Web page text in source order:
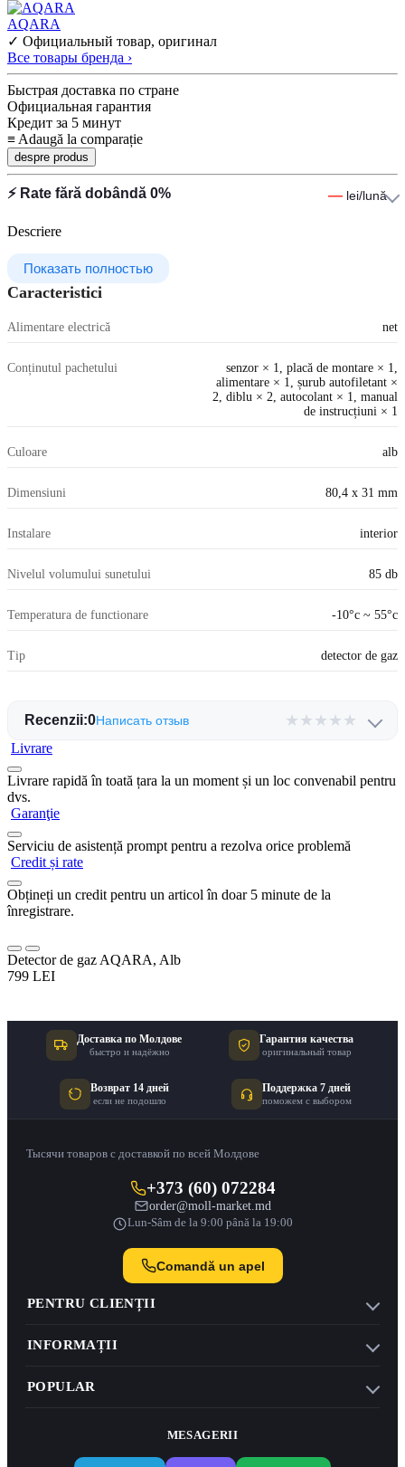
AQARA
✓ Официальный товар, оригинал
Все товары бренда ›
Быстрая доставка по стране
Официальная гарантия
Кредит за 5 минут
≡ Adaugă la comparație
despre produs
⚡ Rate fără dobândă 0% — lei/lună
Descriere
Показать полностью
Caracteristici
Alimentare electrică net
Conținutul pachetului
senzor × 1, placă de montare × 1,
alimentare × 1, șurub autofiletant ×
2, diblu × 2, autocolant × 1, manual
de instrucțiuni × 1
Culoare alb
Dimensiuni 80,4 x 31 mm
Instalare interior
Nivelul volumului sunetului 85 db
Temperatura de functionare -10°c ~ 55°c
Tip detector de gaz
Recenzii:0Написать отзыв ★ ★ ★ ★ ★
Livrare
Livrare rapidă în toată țara la un moment și un loc convenabil pentru
dvs.
Garanţie
Serviciu de asistență prompt pentru a rezolva orice problemă
Credit și rate
Obțineți un credit pentru un articol în doar 5 minute de la
înregistrare.
Detector de gaz AQARA, Alb
799 LEI
Доставка по Молдове
быстро и надёжно
Гарантия качества
оригинальный товар
Возврат 14 дней
если не подошло
Поддержка 7 дней
поможем с выбором
Тысячи товаров с доставкой по всей Молдове
+373 (60) 072284
order@moll-market.md
Lun-Sâm de la 9:00 până la 19:00
Comandă un apel
PENTRU CLIENȚII
INFORMAȚII
POPULAR
MESAGERII